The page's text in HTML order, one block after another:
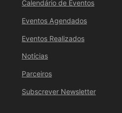
Calendário de Eventos
Eventos Agendados
Eventos Realizados
Notícias
Parceiros
Subscrever Newsletter